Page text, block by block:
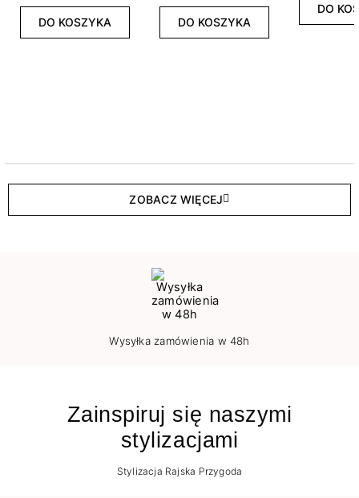
DO KOSZYKA DO KOSZYKA
DO
ZOBACZ WIĘCEJ
Wysyłka zamówienia w 48h
Zainspiruj się naszymi
stylizacjami
Stylizacja Rajska Przygoda